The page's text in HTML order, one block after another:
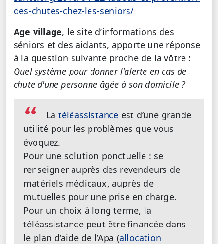
des-chutes-chez-les-seniors/
Age village, le site d’informations des
séniors et des aidants, apporte une réponse
à la question suivante proche de la vôtre :
Quel système pour donner l'alerte en cas de
chute d'une personne âgée à son domicile ?
La téléassistance est d’une grande
utilité pour les problèmes que vous
évoquez.
Pour une solution ponctuelle : se
renseigner auprès des revendeurs de
matériels médicaux, auprès de
mutuelles pour une prise en charge.
Pour un choix à long terme, la
téléassistance peut être financée dans
le plan d’aide de l’Apa (allocation